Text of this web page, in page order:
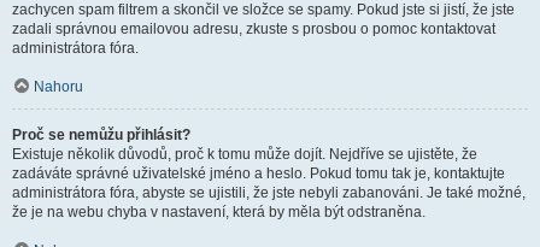
zachycen spam filtrem a skončil ve složce se spamy. Pokud jste si jistí, že jste
zadali správnou emailovou adresu, zkuste s prosbou o pomoc kontaktovat
administrátora fóra.
Nahoru
Proč se nemůžu přihlásit?
Existuje několik důvodů, proč k tomu může dojít. Nejdříve se ujistěte, že
zadáváte správné uživatelské jméno a heslo. Pokud tomu tak je, kontaktujte
administrátora fóra, abyste se ujistili, že jste nebyli zabanováni. Je také možné,
že je na webu chyba v nastavení, která by měla být odstraněna.